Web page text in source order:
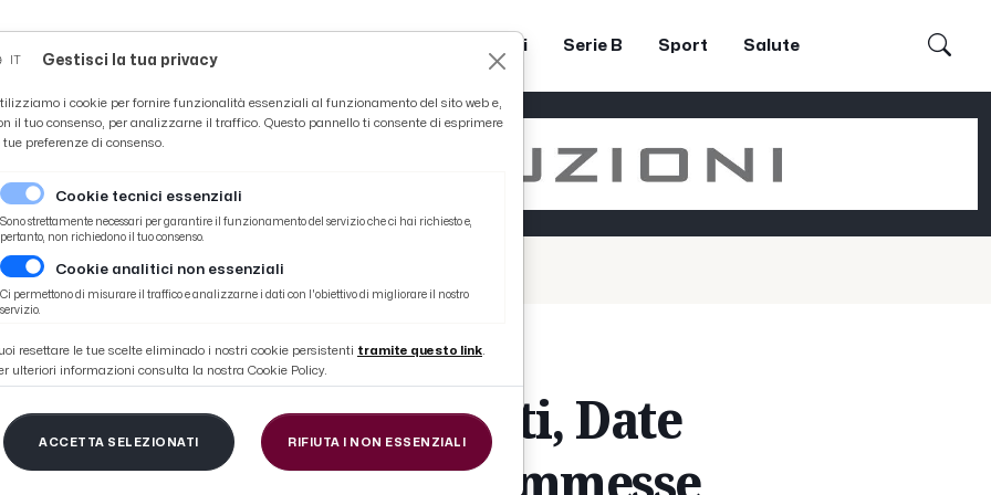
Coppa Teodori Serie B Sport Salute
e Consigli per le Scommesse
- Risultati Precedenti, Date
e Consigli per le Scommesse
Gestisci la tua privacy
i cookie per fornire funzionalità essenziali al funzionamento del sito web e,
il tuo consenso, per analizzarne il traffico. Questo pannello ti consente di esprimere
tue preferenze di consenso.
Cookie tecnici essenziali
Sono strettamente necessari per garantire il funzionamento del servizio che ci hai richiesto e,
pertanto, non richiedono il tuo consenso.
Cookie analitici non essenziali
Ci permettono di misurare il traffico e analizzarne i dati con l'obiettivo di migliorare il nostro
servizio.
resettare le tue scelte eliminado i nostri cookie persistenti tramite questo link.
ulteriori informazioni consulta la nostra Cookie Policy.
ACCETTA SELEZIONATI RIFIUTA I NON ESSENZIALI